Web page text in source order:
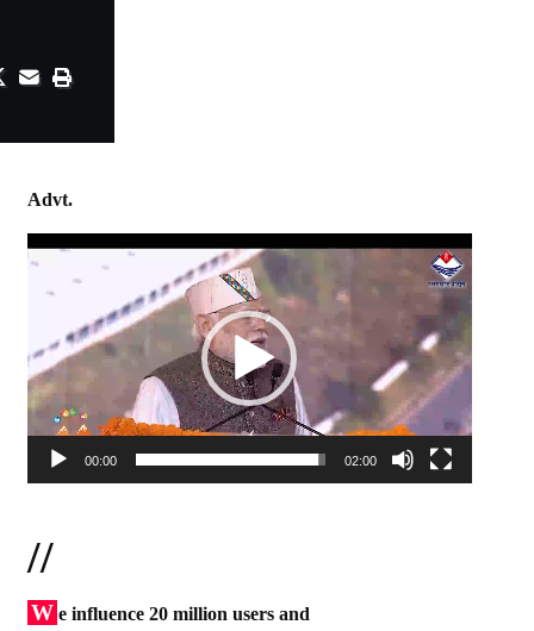
Advt.
Video
00:00 02:00
//
W e influence 20 million users and